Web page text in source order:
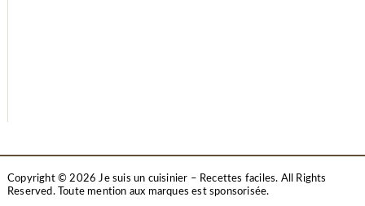
Copyright © 2026 Je suis un cuisinier – Recettes faciles. All Rights
Reserved.Toute mention aux marques est sponsorisée.